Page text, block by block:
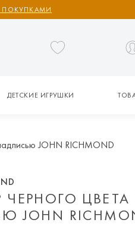
ПОКУПКАМИ
ДЕТСКИЕ ИГРУШКИ
JOHN RICHMOND
ЦВЕТА
JOHN